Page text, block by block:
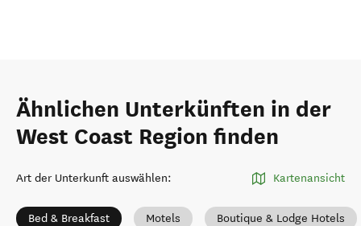
Ähnlichen Unterkünften in der
West Coast Region finden
Art der Unterkunft auswählen: Kartenansicht
Bed & Breakfast Motels Boutique & Lodge Hotels